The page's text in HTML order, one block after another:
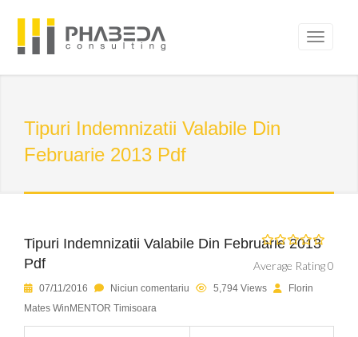
Tipuri Indemnizatii Valabile Din
Februarie 2013 Pdf
Tipuri Indemnizatii Valabile Din Februarie 2013
Pdf
Average Rating 0
07/11/2016 Niciun comentariu 5,794 Views
Florin
Mates WinMENTOR Timisoara